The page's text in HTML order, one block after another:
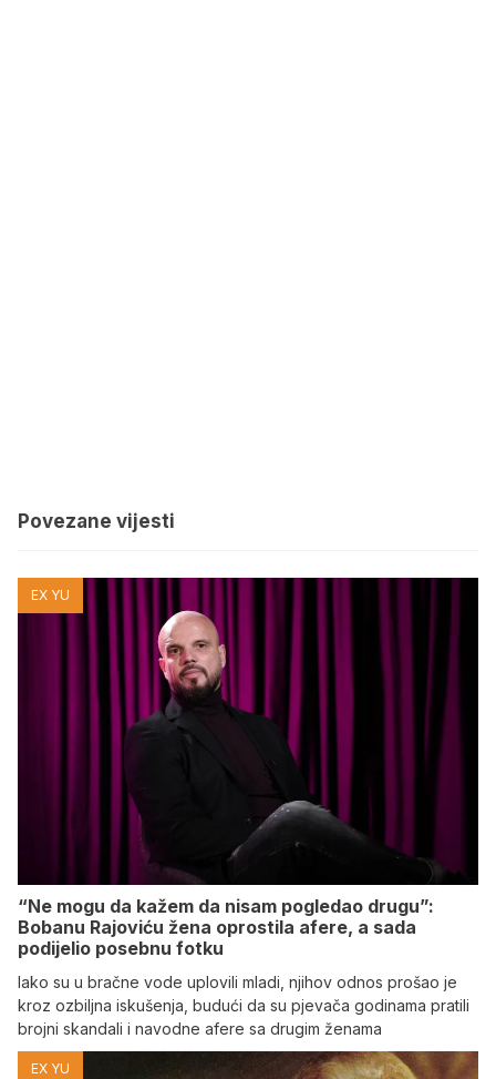
Povezane vijesti
EX YU
“Ne mogu da kažem da nisam pogledao drugu”:
Bobanu Rajoviću žena oprostila afere, a sada
podijelio posebnu fotku
Iako su u bračne vode uplovili mladi, njihov odnos prošao je
kroz ozbiljna iskušenja, budući da su pjevača godinama pratili
brojni skandali i navodne afere sa drugim ženama
EX YU